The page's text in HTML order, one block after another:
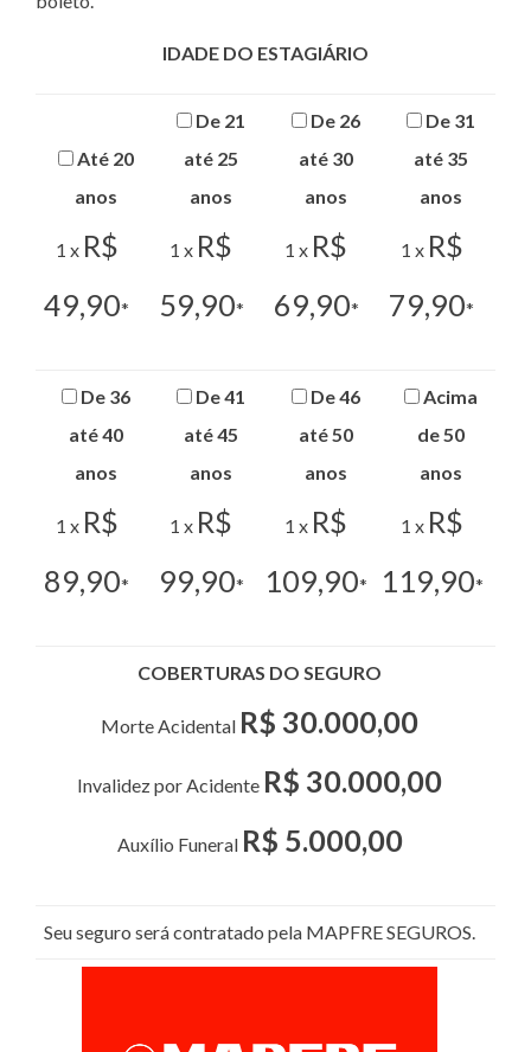
IDADE DO ESTAGIÁRIO
Até 20
anos
1 x R$
49,90*
De 21
até 25
anos
1 x R$
59,90*
De 26
até 30
anos
1 x R$
69,90*
De 31
até 35
anos
1 x R$
79,90*
De 36
até 40
anos
1 x R$
89,90*
De 41
até 45
anos
1 x R$
99,90*
De 46
até 50
anos
1 x R$
109,90*
Acima
de 50
anos
1 x R$
119,90*
COBERTURAS DO SEGURO
Morte Acidental R$ 30.000,00
Invalidez por Acidente R$ 30.000,00
Auxílio Funeral R$ 5.000,00
Seu seguro será contratado pela MAPFRE SEGUROS.